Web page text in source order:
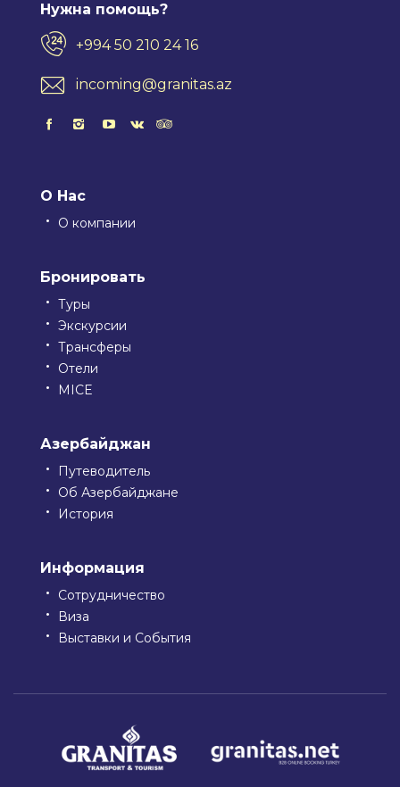
Нужна помощь?
+994 50 210 24 16
incoming@granitas.az
О Нас
О компании
Бронировать
Туры
Экскурсии
Трансферы
Отели
MICE
Азербайджан
Путеводитель
Об Азербайджане
История
Информация
Сотрудничество
Виза
Выставки и События